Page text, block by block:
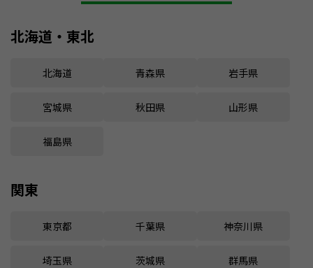
北海道・東北
北海道 青森県 岩手県
宮城県 秋田県 山形県
福島県
関東
東京都 千葉県 神奈川県
埼玉県 茨城県 群馬県